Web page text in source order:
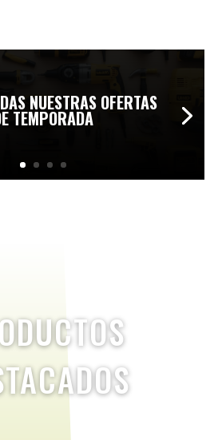
NUESTRAS OFERTAS
TEMPORADA